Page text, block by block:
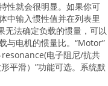
就会很明显。如果你可
中输入惯性值并在列表里
法确定负载的惯量，可以
与电机的惯量比。“Motor”
电子阻尼/抗共
平滑）”功能可选。系统默